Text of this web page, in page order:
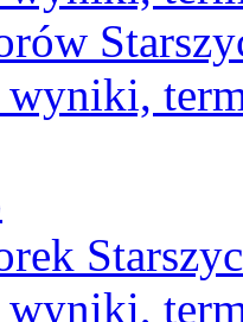
wyniki,
wyniki,